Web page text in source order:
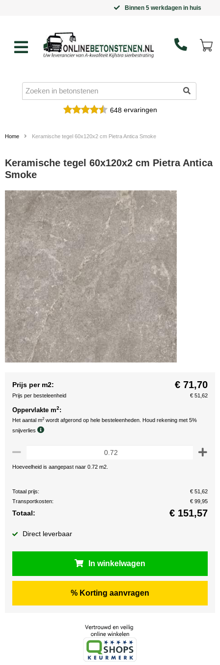
Binnen 5 werkdagen in huis
648ervaringen
Home Keramische tegel 60x120x2 cm Pietra Antica Smoke
Keramische tegel 60x120x2 cm Pietra Antica
Smoke
Prijs per m2: € 71,70
Prijs per besteleenheid € 51,62
Oppervlakte m2:
Het aantal m2 wordt afgerond op hele besteleenheden. Houd rekening met 5%
snijverlies
Hoeveelheid is aangepast naar 0.72 m2.
Totaal prijs:
€ 51,62
Transportkosten:
€ 99,95
Totaal: € 151,57
Direct leverbaar
In winkelwagen
% Korting aanvragen